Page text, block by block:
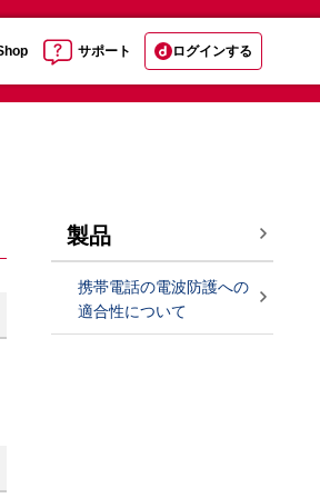
サポート ログインする
製品
携帯電話の電波防護への
適合性について